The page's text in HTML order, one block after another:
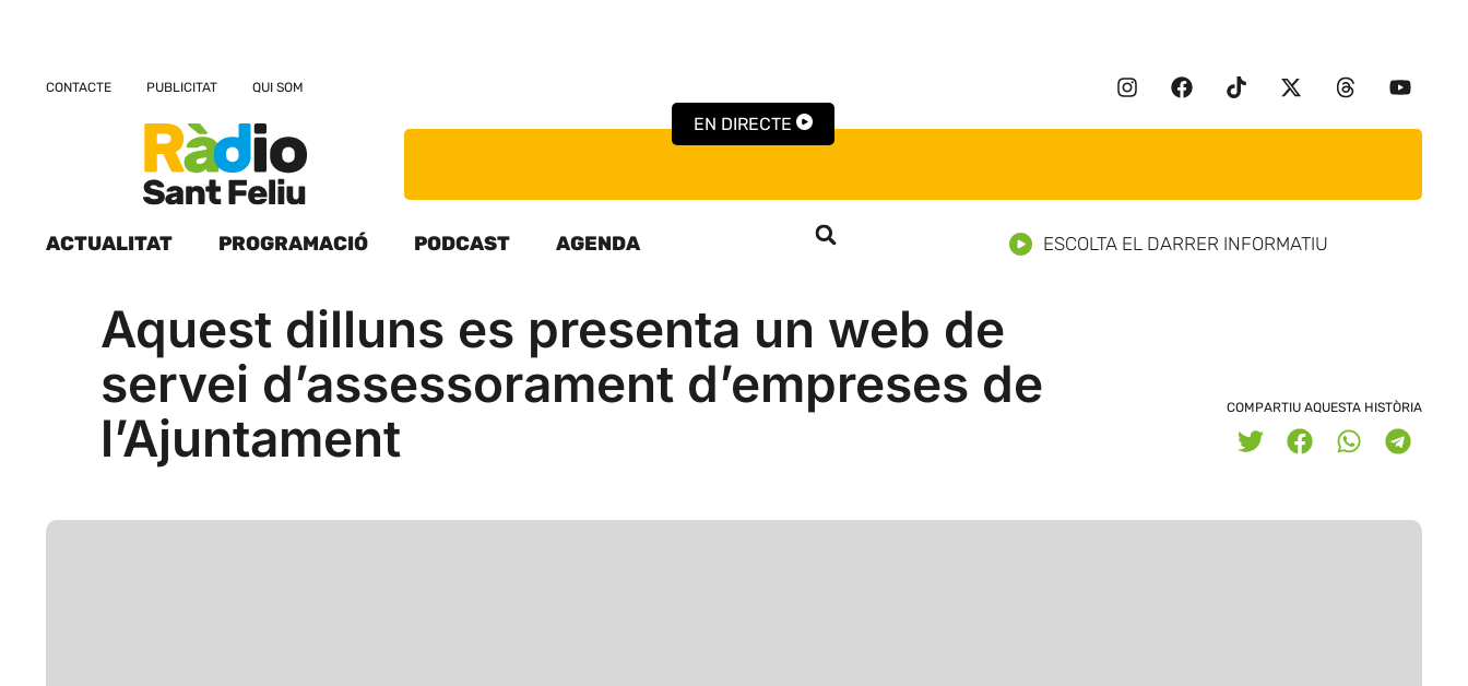
CONTACTE PUBLICITAT QUI SOM
EN DIRECTE
ACTUALITAT PROGRAMACIÓ PODCAST AGENDA ESCOLTA EL DARRER INFORMATIU
Aquest dilluns es presenta un web de
servei d’assessorament d’empreses de
l’Ajuntament
COMPARTIU AQUESTA HISTÒRIA